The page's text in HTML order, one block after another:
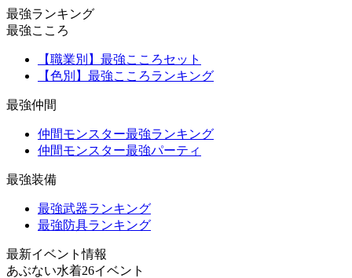
最強ランキング
最強こころ
【職業別】最強こころセット
【色別】最強こころランキング
最強仲間
仲間モンスター最強ランキング
仲間モンスター最強パーティ
最強装備
最強武器ランキング
最強防具ランキング
最新イベント情報
あぶない水着26イベント